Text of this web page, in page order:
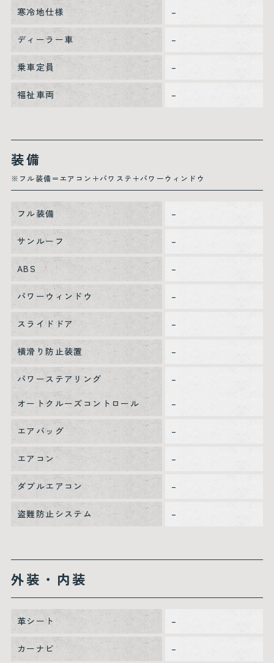
寒冷地仕様 –
ディーラー車 –
乗車定員 –
福祉車両 –
装備
※フル装備＝エアコン＋パワステ＋パワーウィンドウ
フル装備 –
サンルーフ –
ABS –
パワーウィンドウ –
スライドドア –
横滑り防止装置 –
パワーステアリング
–
オートクルーズコントロール
–
エアバッグ –
エアコン –
ダブルエアコン –
盗難防止システム –
外装・内装
革シート –
カーナビ –